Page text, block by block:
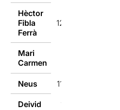
Hèctor
Fibla
Ferrà
12/09/2018
Mari
Carmen
Neus 11/09/2018
Deivid 11/09/2018